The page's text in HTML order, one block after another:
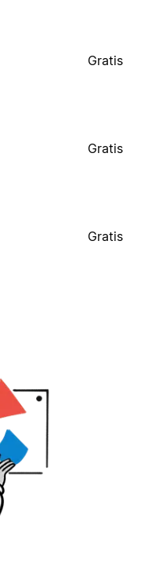
Gratis
Gratis
Gratis